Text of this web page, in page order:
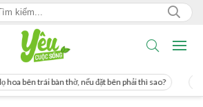
trái bàn thờ, nếu đặt bên phải thì sao?